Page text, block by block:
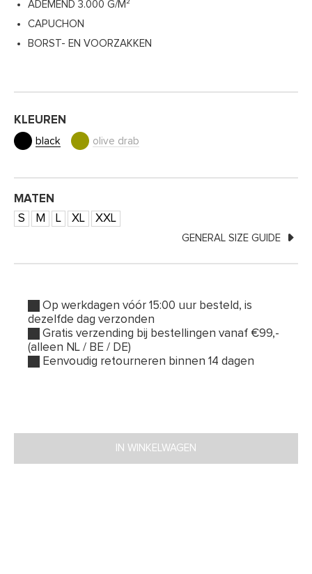
ADEMEND 3.000 G/M²
CAPUCHON
BORST- EN VOORZAKKEN
KLEUREN
black olive drab
MATEN
S
M L XL XXL
GENERAL SIZE GUIDE
Op werkdagen vóór 15:00 uur besteld, is
dezelfde dag verzonden
Gratis verzending bij bestellingen vanaf €99,-
(alleen NL / BE / DE)
Eenvoudig retourneren binnen 14 dagen
IN WINKELWAGEN